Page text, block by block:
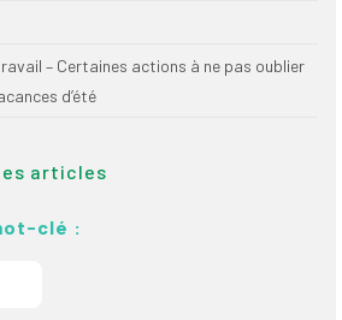
– Certaines actions à ne pas oublier
d’été
articles
clé :